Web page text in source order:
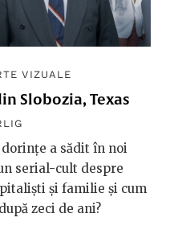
VIZUALE
Slobozia, Texas
dorințe a sădit în noi
serial-cult despre
și familie și cum
zeci de ani?